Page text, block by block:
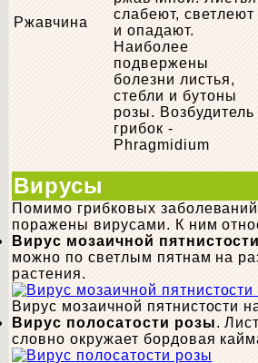
Ржавчина
слабеют, светлеют
и опадают.
Наиболее
подвержены
болезни листья,
стебли и бутоны
розы. Возбудитель
грибок -
Phragmidium
Вирусы
Помимо грибковых
поражены вирусами. К ним
Вирус мозаичной пятнистости
можно по светлым пятнам на
растения.
Вирус мозаичной пятнистости
Вирус полосатости розы.
словно окружает бордовая